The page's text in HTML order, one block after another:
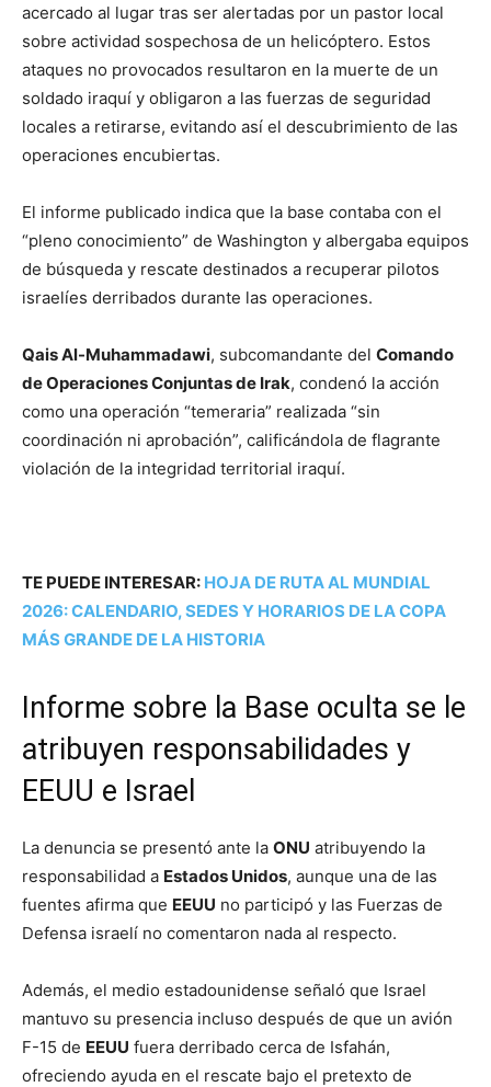
acercado al lugar tras ser alertadas por un pastor local
sobre actividad sospechosa de un helicóptero. Estos
ataques no provocados resultaron en la muerte de un
soldado iraquí y obligaron a las fuerzas de seguridad
locales a retirarse, evitando así el descubrimiento de las
operaciones encubiertas.
El informe publicado indica que la base contaba con el
“pleno conocimiento” de Washington y albergaba equipos
de búsqueda y rescate destinados a recuperar pilotos
israelíes derribados durante las operaciones.
Qais Al-Muhammadawi, subcomandante del Comando
de Operaciones Conjuntas de Irak, condenó la acción
como una operación “temeraria” realizada “sin
coordinación ni aprobación”, calificándola de flagrante
violación de la integridad territorial iraquí.
TE PUEDE INTERESAR: HOJA DE RUTA AL MUNDIAL
2026: CALENDARIO, SEDES Y HORARIOS DE LA COPA
MÁS GRANDE DE LA HISTORIA
Informe sobre la Base oculta se le
atribuyen responsabilidades y
EEUU e Israel
La denuncia se presentó ante la ONU atribuyendo la
responsabilidad a Estados Unidos, aunque una de las
fuentes afirma que EEUU no participó y las Fuerzas de
Defensa israelí no comentaron nada al respecto.
Además, el medio estadounidense señaló que Israel
mantuvo su presencia incluso después de que un avión
F-15 de EEUU fuera derribado cerca de Isfahán,
ofreciendo ayuda en el rescate bajo el pretexto de